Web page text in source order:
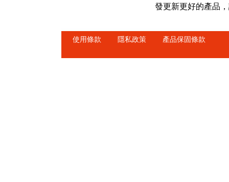
發更新更好的產品
使用條款 隱私政策 產品保固條款